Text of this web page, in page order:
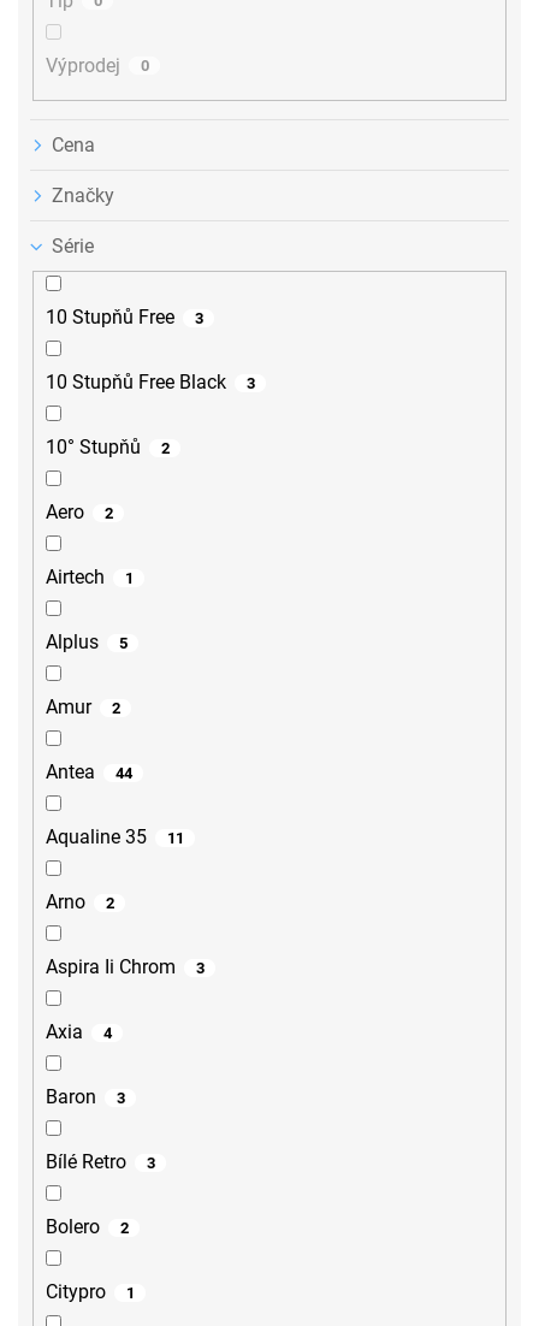
Výprodej 0
Cena
Značky
Série
10 Stupňů Free 3
10 Stupňů Free Black 3
10° Stupňů 2
Aero 2
Airtech 1
Alplus 5
Amur 2
Antea 44
Aqualine 35 11
Arno 2
Aspira Ii Chrom 3
Axia 4
Baron 3
Bílé Retro 3
Bolero 2
Citypro 1